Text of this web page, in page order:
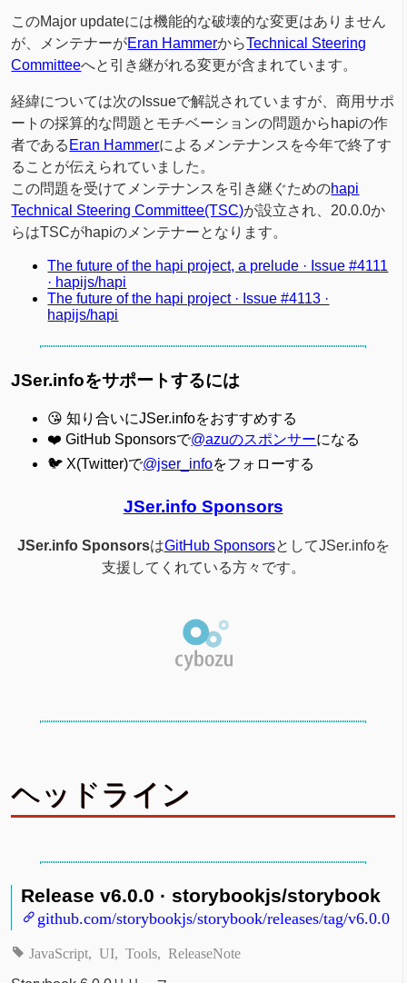
このMajor updateには機能的な破壊的な変更はありません
が、メンテナーがEran HammerからTechnical Steering
Committeeへと引き継がれる変更が含まれています。
経緯については次のIssueで解説されていますが、商用サポ
ートの採算的な問題とモチベーションの問題からhapiの作
者である Eran Hammerによるメンテナンスを今年で終了す
ることが伝えられていました。
この問題を受けてメンテナンスを引き継ぐためのhapi
Technical Steering Committee(TSC)が設立され、20.0.0か
らはTSCがhapiのメンテナーとなります。
The future of the hapi project, a prelude · Issue #4111
· hapijs/hapi
The future of the hapi project · Issue #4113 ·
hapijs/hapi
JSer.infoをサポートするには
😘 知り合いにJSer.infoをおすすめする
❤️ GitHub Sponsorsで@azuのスポンサーになる
🐦 X(Twitter)で@jser_infoをフォローする
JSer.info Sponsors
JSer.info SponsorsはGitHub SponsorsとしてJSer.infoを
支援してくれている方々です。
ヘッドライン
Release v6.0.0 · storybookjs/storybook
github.com/storybookjs/storybook/releases/tag/v6.0.0
JavaScript UI Tools ReleaseNote